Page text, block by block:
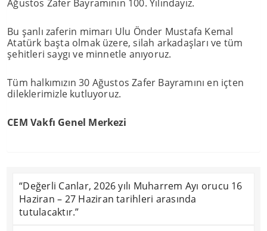
Ağustos Zafer Bayramının 100. Yılındayız.
Bu şanlı zaferin mimarı Ulu Önder Mustafa Kemal
Atatürk başta olmak üzere, silah arkadaşları ve tüm
şehitleri saygı ve minnetle anıyoruz.
Tüm halkımızın 30 Ağustos Zafer Bayramını en içten
dileklerimizle kutluyoruz.
CEM Vakfı Genel Merkezi
“Değerli Canlar, 2026 yılı Muharrem Ayı orucu 16
Haziran – 27 Haziran tarihleri arasında
tutulacaktır.”